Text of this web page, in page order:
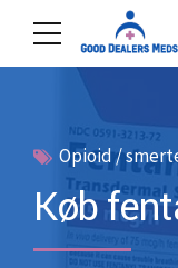
Opioid /
Køb